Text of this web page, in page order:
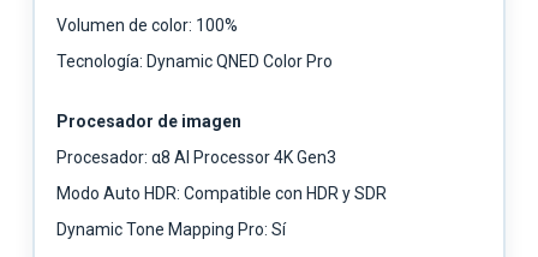
Volumen de color: 100%
Tecnología: Dynamic QNED Color Pro
Procesador de imagen
Procesador: α8 AI Processor 4K Gen3
Modo Auto HDR: Compatible con HDR y SDR
Dynamic Tone Mapping Pro: Sí